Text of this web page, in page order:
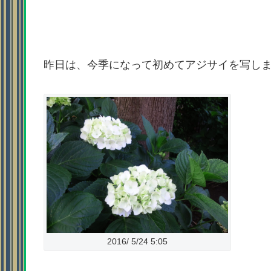
昨日は、今季になって初めてアジサイを写し
2016/ 5/24 5:05